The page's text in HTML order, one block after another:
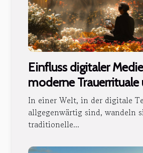
Einfluss digitaler
moderne Trauerrituale
Gedenkpraktiken
In einer Welt, in der digitale
allgegenwärtig sind, wandeln
traditionelle...